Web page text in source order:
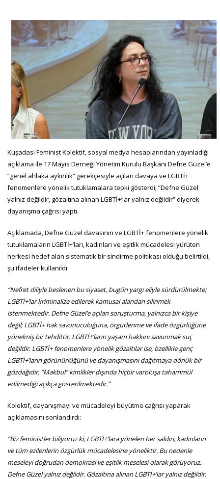
Kuşadası Feminist Kolektif, sosyal medya hesaplarından yayınladığı
açıklama ile 17 Mayıs Derneği Yönetim Kurulu Başkanı Defne Güzel’e
“genel ahlaka aykırılık” gerekçesiyle açılan davaya ve LGBTİ+
fenomenlere yönelik tutuklamalara tepki gösterdi; “Defne Güzel
yalnız değildir, gözaltına alınan LGBTİ+’lar yalnız değildir” diyerek
dayanışma çağrısı yaptı.
Açıklamada, Defne Güzel davasının ve LGBTİ+ fenomenlere yönelik
tutuklamaların LGBTİ+’ları, kadınları ve eşitlik mücadelesi yürüten
herkesi hedef alan sistematik bir sindirme politikası olduğu belirtildi,
şu ifadeler kullanıldı:
“Nefret diliyle beslenen bu siyaset, bugün yargı eliyle sürdürülmekte;
LGBTİ+’lar kriminalize edilerek kamusal alandan silinmek
istenmektedir. Defne Güzel’e açılan soruşturma, yalnızca bir kişiye
değil; LGBTİ+ hak savunuculuğuna, örgütlenme ve ifade özgürlüğüne
yönelmiş bir tehdittir. LGBTİ+’ların yaşam hakkını savunmak suç
değildir. LGBTİ+ fenomenlere yönelik gözaltılar ise, özellikle genç
LGBTİ+’ların görünürlüğünü ve dayanışmasını dağıtmaya dönük bir
gözdağıdır. “Makbul” kimlikler dışında hiçbir varoluşa tahammül
edilmediği açıkça gösterilmektedir.”
Kolektif, dayanışmayı ve mücadeleyi büyütme çağrısı yaparak
açıklamasını sonlandırdı:
“Biz feministler biliyoruz ki; LGBTİ+’lara yönelen her saldırı, kadınların
ve tüm ezilenlerin özgürlük mücadelesine yöneliktir. Bu nedenle
meseleyi doğrudan demokrasi ve eşitlik meselesi olarak görüyoruz.
Defne Güzel yalnız değildir. Gözaltına alınan LGBTİ+’lar yalnız değildir.